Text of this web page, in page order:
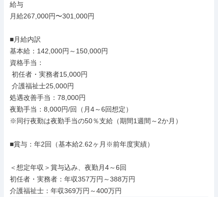
給与
月給267,000円〜301,000円
■月給内訳
基本給：142,000円～150,000円
資格手当：
処遇改善手当：78,000円
夜勤手当：8,000円/回（月4～6回想定）
※同行夜勤は夜勤手当の50％支給（期間1週間～2か月）
■賞与：年2回（基本給2.62ヶ月※前年度実績）
＜想定年収＞賞与込み、夜勤月4～6回
初任者・実務者：年収357万円～388万円
介護福祉士：年収369万円～400万円